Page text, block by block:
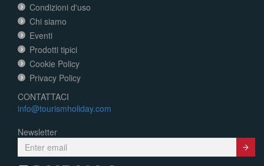
Condizioni d'uso
Chi siamo
Eventi
Prodotti tipici
Cookie Policy
Privacy Policy
CONTATTACI
info@tourismholiday.com
Newsletter